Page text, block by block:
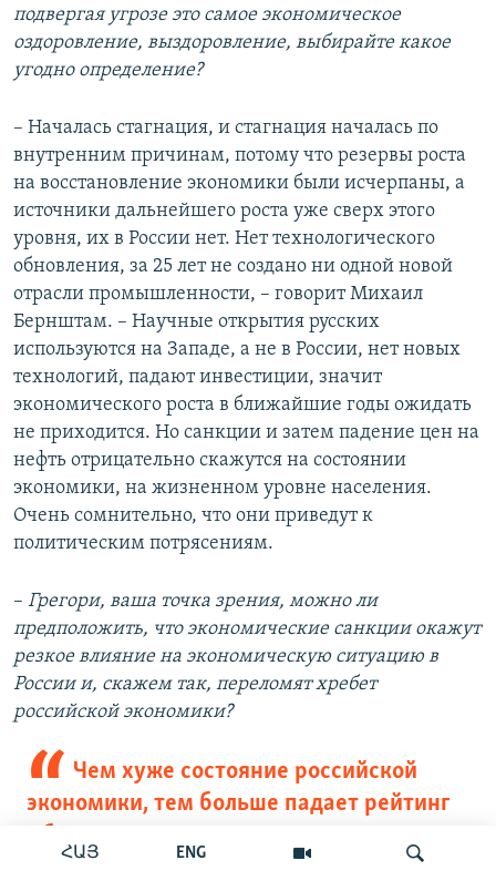
ՀԱՅ ENG
подвергая угрозе это самое экономическое
оздоровление, выздоровление, выбирайте какое
угодно определение?
– Началась стагнация, и стагнация началась по
внутренним причинам, потому что резервы роста
на восстановление экономики были исчерпаны, а
источники дальнейшего роста уже сверх этого
уровня, их в России нет. Нет технологического
обновления, за 25 лет не создано ни одной новой
отрасли промышленности, – говорит Михаил
Бернштам. – Научные открытия русских
используются на Западе, а не в России, нет новых
технологий, падают инвестиции, значит
экономического роста в ближайшие годы ожидать
не приходится. Но санкции и затем падение цен на
нефть отрицательно скажутся на состоянии
экономики, на жизненном уровне населения.
Очень сомнительно, что они приведут к
политическим потрясениям.
– Грегори, ваша точка зрения, можно ли
предположить, что экономические санкции окажут
резкое влияние на экономическую ситуацию в
России и, скажем так, переломят хребет
российской экономики?
Чем хуже состояние российской
экономики, тем больше падает рейтинг